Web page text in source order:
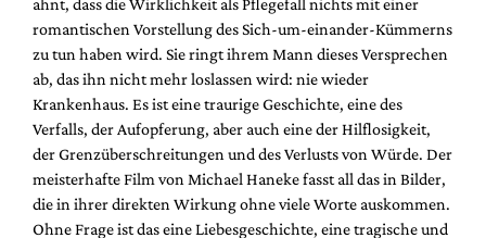
ahnt, dass die Wirklichkeit als Pflegefall nichts mit einer
romantischen Vorstellung des Sich-um-einander-Kümmerns
zu tun haben wird. Sie ringt ihrem Mann dieses Versprechen
ab, das ihn nicht mehr loslassen wird: nie wieder
Krankenhaus. Es ist eine traurige Geschichte, eine des
Verfalls, der Aufopferung, aber auch eine der Hilflosigkeit,
der Grenzüberschreitungen und des Verlusts von Würde. Der
meisterhafte Film von Michael Haneke fasst all das in Bilder,
die in ihrer direkten Wirkung ohne viele Worte auskommen.
Ohne Frage ist das eine Liebesgeschichte, eine tragische und